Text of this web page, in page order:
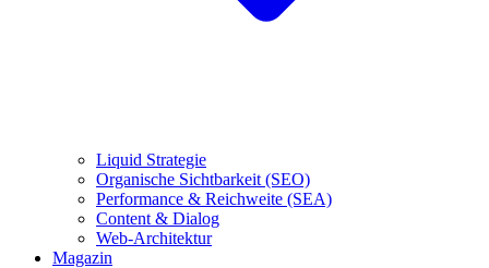
Liquid Strategie
Organische Sichtbarkeit (SEO)
Performance & Reichweite (SEA)
Content & Dialog
Web-Architektur
Magazin